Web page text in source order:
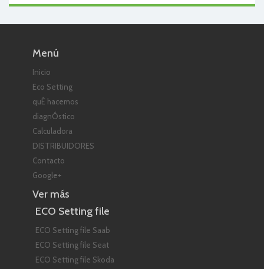
Menú
Inicio
Eco Setting
quÉ hacemos
diagnÓstico
Calculadora
DISTRIBUIDORES
Contacto
Google+
Ver más
ECO Setting file
ECO Setting file Saab
ECO Setting file Seat
ECO Setting file Skoda